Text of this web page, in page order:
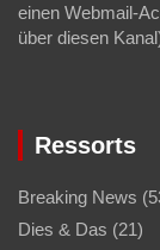
einen Webmail-
über diesen
Ressorts
Breaking News
Dies & Das (21)